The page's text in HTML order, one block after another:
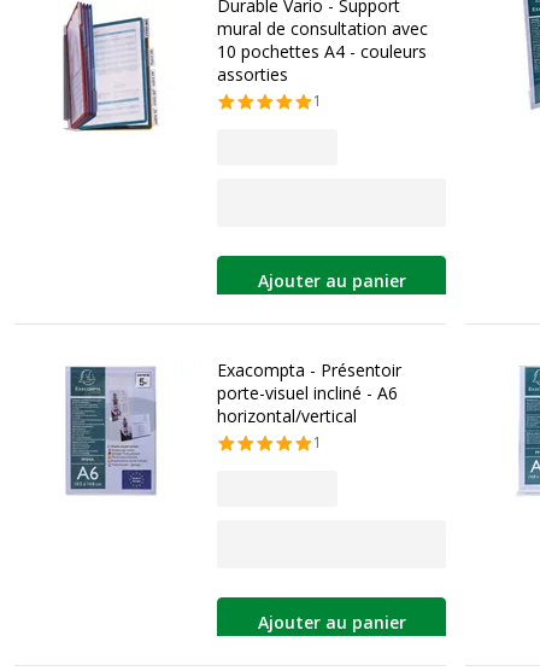
Durable Vario - Support
mural de consultation avec
10 pochettes A4 - couleurs
assorties
1
Ajouter au panier
Exacompta - Présentoir
porte-visuel incliné - A6
horizontal/vertical
1
Ajouter au panier